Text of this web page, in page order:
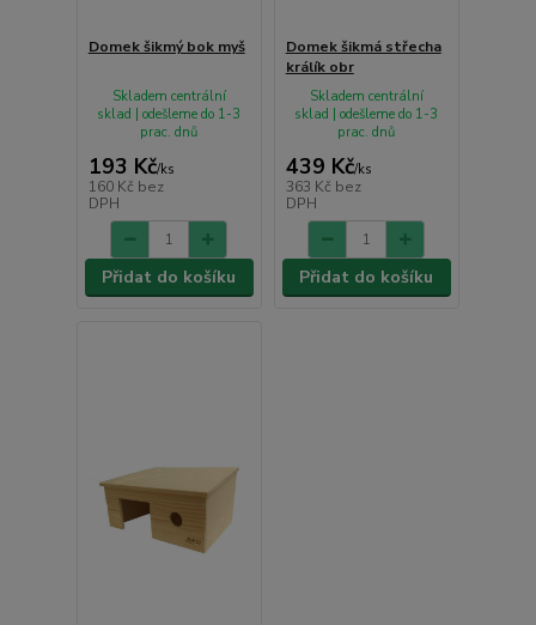
Domek šikmý bok myš
193 Kč/ks
160 Kč bez
DPH
Skladem centrální
sklad | odešleme do 1-3
prac. dnů
Přidat do košíku
Domek šikmá střecha
králík obr
439 Kč/ks
363 Kč bez
DPH
Skladem centrální
sklad | odešleme do 1-3
prac. dnů
Přidat do košíku